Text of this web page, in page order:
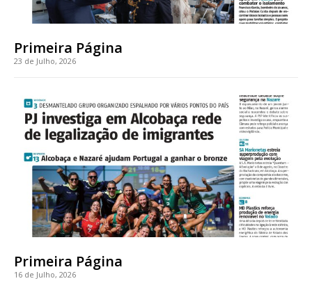
casa
Acesso ao conteúdo online
Acesso aos conteúdos Exclusivos para
assinantes
Escolha o plano
ASSINATURA
DIGITAL ANUAL
16€
Primeira Página
23 de Julho, 2026
Primeira Página
16 de Julho, 2026